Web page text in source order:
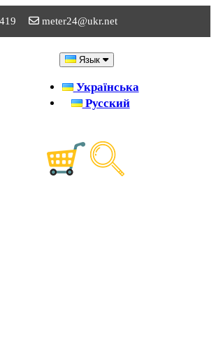
meter24@ukr.net
Язык
Українська
Русский